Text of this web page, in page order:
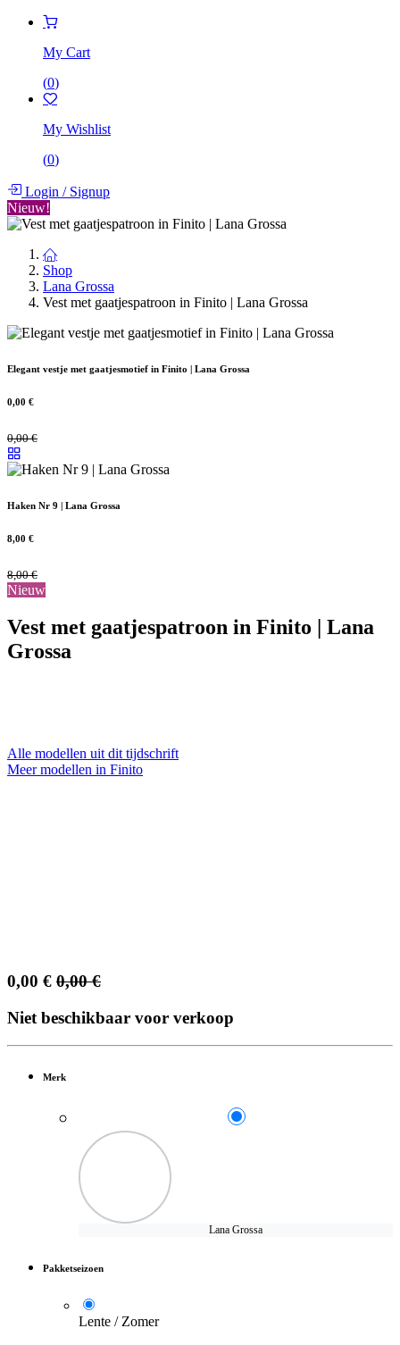
My Cart
(0)
My Wishlist
(0)
Login /Signup
Nieuw!
Shop
Lana Grossa
Vest met gaatjespatroon in Finito | Lana Grossa
Elegant vestje met gaatjesmotief in Finito | Lana Grossa
0,00 €
0,00€
Haken Nr 9 | Lana Grossa
8,00 €
8,00€
Nieuw
Vest met gaatjespatroon in Finito | Lana
Grossa
Alle modellen uit dit tijdschrift
Meer modellen in Finito
0,00 € 0,00€
Niet beschikbaar voor verkoop
Merk
Lana Grossa
Pakketseizoen
Lente / Zomer